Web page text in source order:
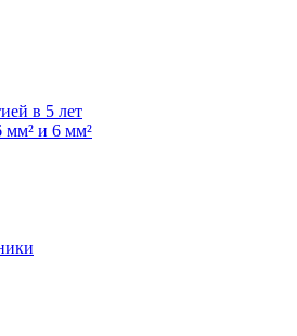
в 5 лет
мм² и 6 мм²